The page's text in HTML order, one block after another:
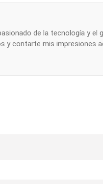
de la tecnología y el
contarte mis impresiones